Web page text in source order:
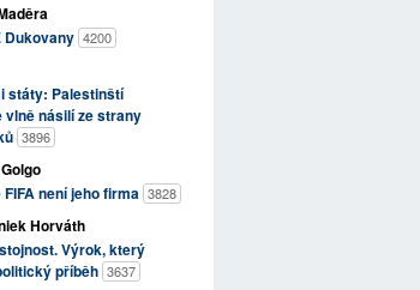
Dukovany 4200
státy: Palestinští
násilí ze strany
3896
není jeho firma 3828
Horváth
Výrok, který
příběh 3637